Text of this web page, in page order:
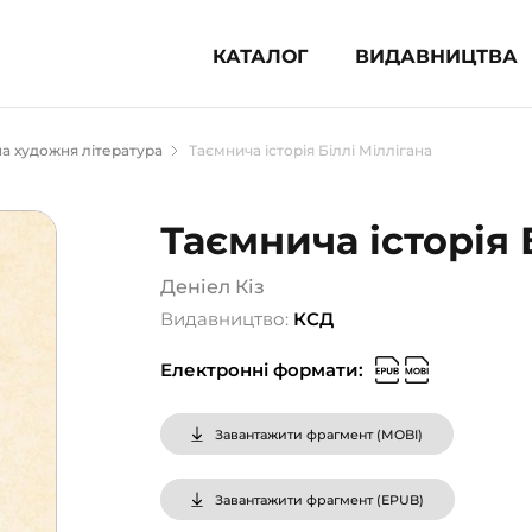
КАТАЛОГ ВИДАВНИЦТВА
література (1854)
для підлітків (240)
популярна література (1015)
література та посібники
художня література Таємнича історія Біллі Міллігана
Таємнича історія
Деніел Кіз
Видавництво: КСД
Електронні формати:
Завантажити фрагмент (MOBI)
Завантажити фрагмент (EPUB)